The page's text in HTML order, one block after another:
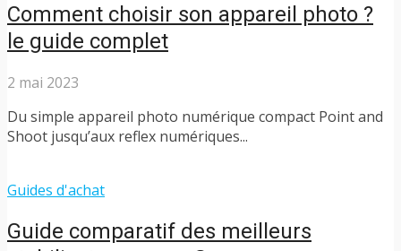
Comment choisir son appareil photo ?
le guide complet
2 mai 2023
Du simple appareil photo numérique compact Point and
Shoot jusqu’aux reflex numériques...
Guides d'achat
Guide comparatif des meilleurs